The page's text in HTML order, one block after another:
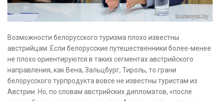
Возможности белорусского туризма плохо известны
австрийцам. Если белорусские путешественники более-менее
не плохо ориентируются в таких сегментах австрийского
направления, как Вена, Зальцбург, Тироль, то грани
белорусского турпродукта вовсе не известны туристам из
Австрии. Но, по словам австрийских дипломатов, «после